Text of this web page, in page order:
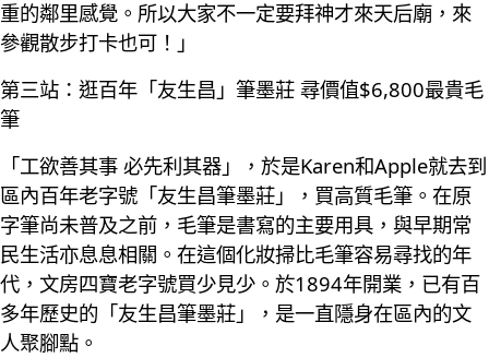
重的鄰里感覺。所以大家不一定要拜神才來天后廟，來
參觀散步打卡也可！」
第三站：逛百年「友生昌」筆墨莊 尋價值$6,800最貴毛
筆
「工欲善其事 必先利其器」，於是Karen和Apple就去到
區內百年老字號「友生昌筆墨莊」，買高質毛筆。在原
字筆尚未普及之前，毛筆是書寫的主要用具，與早期常
民生活亦息息相關。在這個化妝掃比毛筆容易尋找的年
代，文房四寶老字號買少見少。於1894年開業，已有百
多年歷史的「友生昌筆墨莊」，是一直隱身在區內的文
人聚腳點。